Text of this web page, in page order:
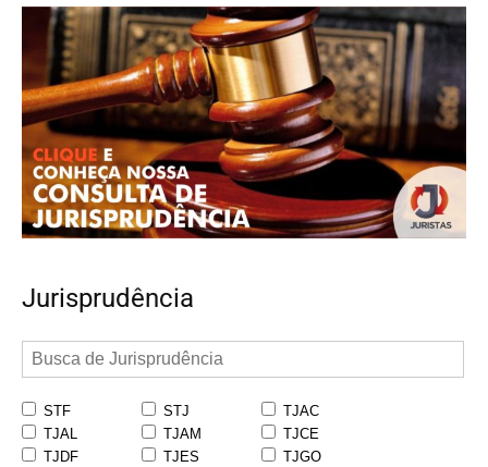
Jurisprudência
STF STJ
TJAC
TJAL
TJAM
TJCE
TJDF
TJES
TJGO